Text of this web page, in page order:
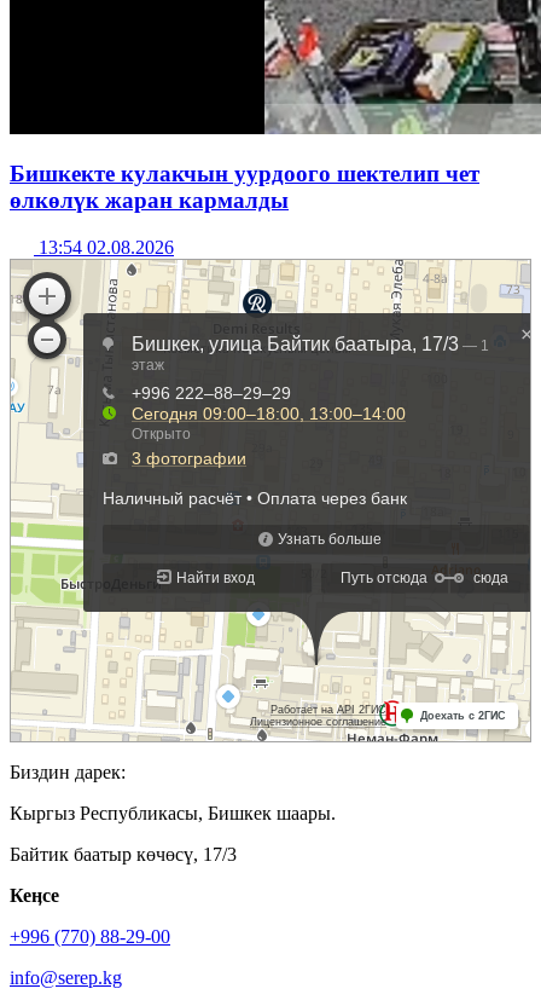
Бишкекте кулакчын уурдоого шектелип чет
өлкөлүк жаран кармалды
13:54 02.08.2026
Биздин дарек:
Кыргыз Республикасы, Бишкек шаары.
Байтик баатыр көчөсү, 17/3
Кеӊсе
+996 (770) 88-29-00
info@serep.kg